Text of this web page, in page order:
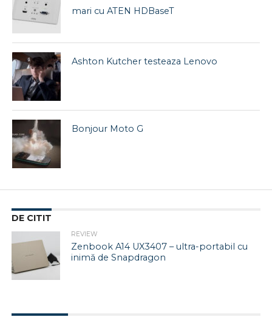
mari cu ATEN HDBaseT
Ashton Kutcher testeaza Lenovo
Bonjour Moto G
DE CITIT
REVIEW
Zenbook A14 UX3407 – ultra-portabil cu
inimă de Snapdragon